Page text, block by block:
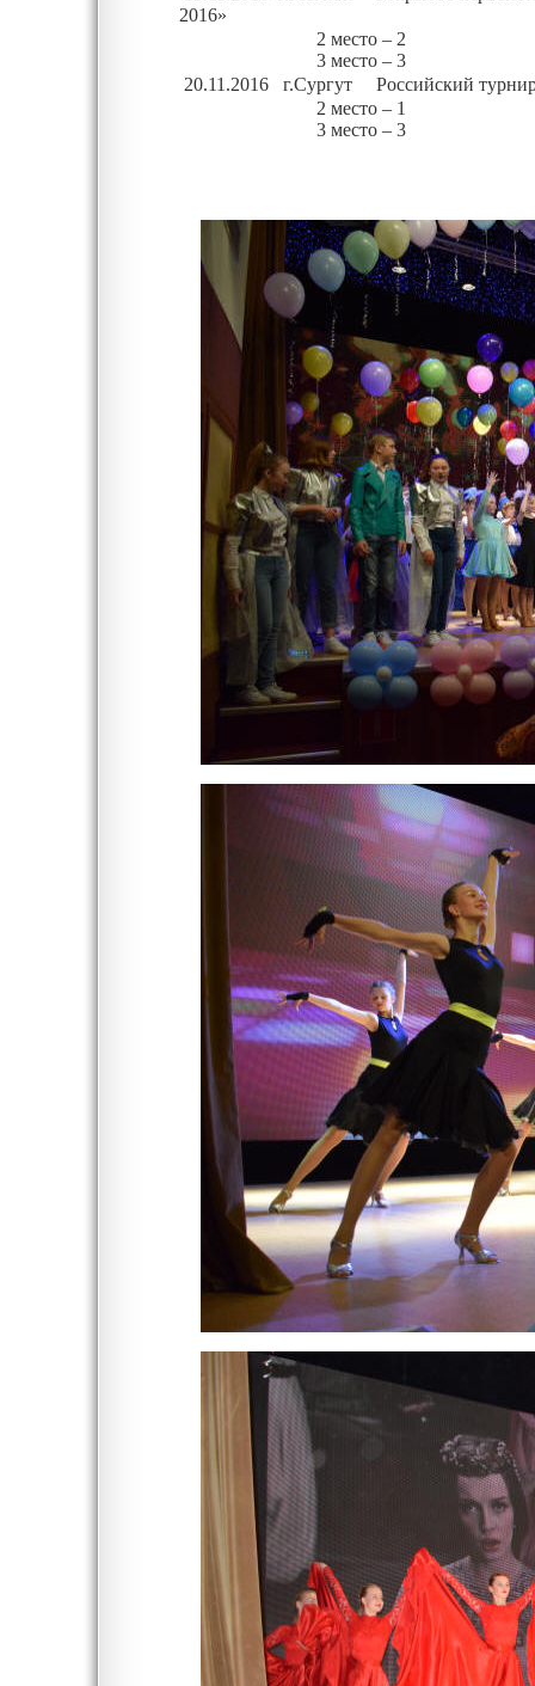
2016»
2 место – 2
3 место – 3
20.11.2016 г.Сургут Российский
2 место – 1
3 место – 3